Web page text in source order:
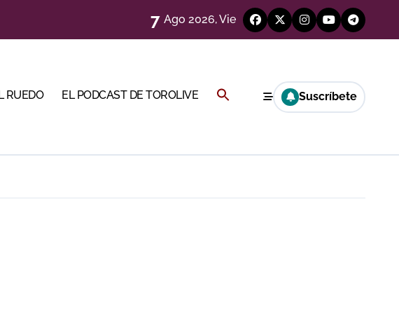
premio a Roca Rey
de Santa María esta noche
7 Ago 2026, Vie
RUEDO EL PODCAST DE TOROLIVE Buscar: Suscríbete